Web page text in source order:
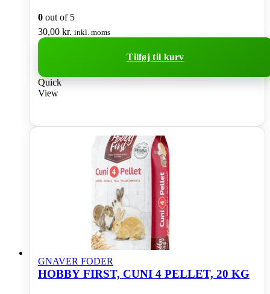
0 out of 5
30,00 kr. inkl. moms
Tilføj til kurv
Quick
View
GNAVER FODER
HOBBY FIRST, CUNI 4 PELLET, 20 KG